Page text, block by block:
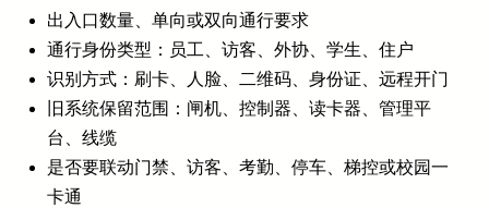
出入口数量、单向或双向通行要求
通行身份类型：员工、访客、外协、学生、住户
识别方式：刷卡、人脸、二维码、身份证、远程开门
旧系统保留范围：闸机、控制器、读卡器、管理平
台、线缆
是否要联动门禁、访客、考勤、停车、梯控或校园一
卡通